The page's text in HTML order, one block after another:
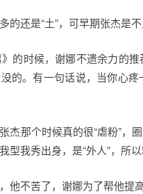
还是“土”，可早期张杰是不
的时候，谢娜不遗余力的
的。有一句话说，当你心
杰那个时候真的很“虐粉”，
型我秀出身，是“外人”，所
他不苦了，谢娜为了帮他